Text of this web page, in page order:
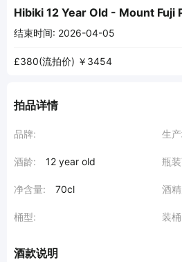
Hibiki 12 Year Old - Mount Fuji
结束时间: 2026-04-05
£380(流拍价) ￥3454
拍品详情
品牌: 生
酒龄: 12 year old 瓶
净含量: 70cl 酒
桶型: 装
酒款说明